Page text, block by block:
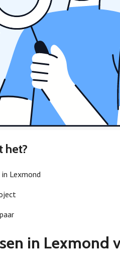
het?
Lexmond
in Lexmond